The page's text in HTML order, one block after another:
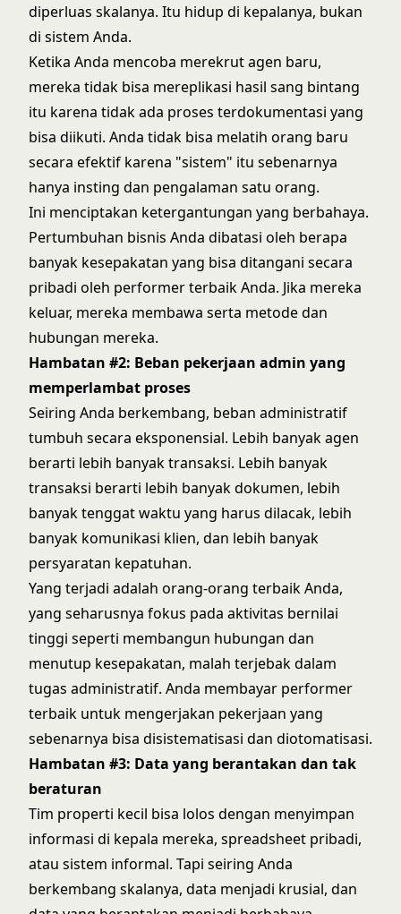
diperluas skalanya. Itu hidup di kepalanya, bukan
di sistem Anda.
Ketika Anda mencoba merekrut agen baru,
mereka tidak bisa mereplikasi hasil sang bintang
itu karena tidak ada proses terdokumentasi yang
bisa diikuti. Anda tidak bisa melatih orang baru
secara efektif karena "sistem" itu sebenarnya
hanya insting dan pengalaman satu orang.
Ini menciptakan ketergantungan yang berbahaya.
Pertumbuhan bisnis Anda dibatasi oleh berapa
banyak kesepakatan yang bisa ditangani secara
pribadi oleh performer terbaik Anda. Jika mereka
keluar, mereka membawa serta metode dan
hubungan mereka.
Hambatan #2: Beban pekerjaan admin yang
memperlambat proses
Seiring Anda berkembang, beban administratif
tumbuh secara eksponensial. Lebih banyak agen
berarti lebih banyak transaksi. Lebih banyak
transaksi berarti lebih banyak dokumen, lebih
banyak tenggat waktu yang harus dilacak, lebih
banyak komunikasi klien, dan lebih banyak
persyaratan kepatuhan.
Yang terjadi adalah orang-orang terbaik Anda,
yang seharusnya fokus pada aktivitas bernilai
tinggi seperti membangun hubungan dan
menutup kesepakatan, malah terjebak dalam
tugas administratif. Anda membayar performer
terbaik untuk mengerjakan pekerjaan yang
sebenarnya bisa disistematisasi dan diotomatisasi.
Hambatan #3: Data yang berantakan dan tak
beraturan
Tim properti kecil bisa lolos dengan menyimpan
informasi di kepala mereka, spreadsheet pribadi,
atau sistem informal. Tapi seiring Anda
berkembang skalanya, data menjadi krusial, dan